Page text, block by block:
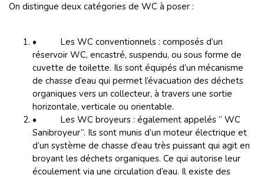
On distingue deux catégories de WC à poser :
• Les WC conventionnels : composés d’un
réservoir WC, encastré, suspendu, ou sous forme de
cuvette de toilette. Ils sont équipés d’un mécanisme
de chasse d’eau qui permet l’évacuation des déchets
organiques vers un collecteur, à travers une sortie
horizontale, verticale ou orientable.
• Les WC broyeurs : également appelés “ WC
Sanibroyeur”. Ils sont munis d’un moteur électrique et
d’un système de chasse d’eau très puissant qui agit en
broyant les déchets organiques. Ce qui autorise leur
écoulement via une circulation d’eau. Il existe des